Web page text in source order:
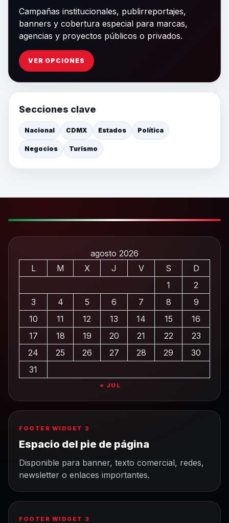
Campañas institucionales, publirreportajes,
banners y cobertura especial para marcas,
agencias y proyectos públicos o privados.
VER OPCIONES
Secciones clave
Nacional CDMX Estados Política
Negocios Turismo
agosto 2026
L
M X J V S
D
1
2
3
4 5 6 7 8
9
10
11 12 13 14 15
16
17
18 19 20 21 22
23
24
25 26 27 28 29
30
31
« JUL
FOOTER WIDGET 2
Espacio del pie de página
Disponible para banner, texto comercial, redes,
newsletter o enlaces importantes.
FOOTER WIDGET 3